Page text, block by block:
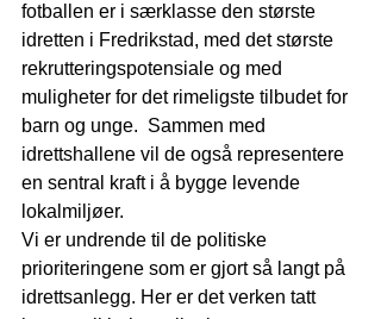
fotballen er i særklasse den største
idretten i Fredrikstad, med det største
rekrutteringspotensiale og med
muligheter for det rimeligste tilbudet for
barn og unge.  Sammen med
idrettshallene vil de også representere
en sentral kraft i å bygge levende
lokalmiljøer.
Vi er undrende til de politiske
prioriteringene som er gjort så langt på
idrettsanlegg. Her er det verken tatt